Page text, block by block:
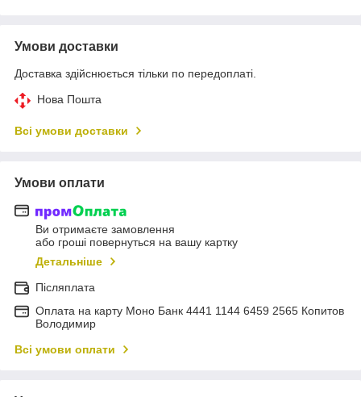
Умови доставки
Доставка здійснюється тільки по передоплаті.
Нова Пошта
Всі умови доставки
Умови оплати
Ви отримаєте замовлення
або гроші повернуться на вашу картку
Детальніше
Післяплата
Оплата на карту Моно Банк 4441 1144 6459 2565 Копитов
Володимир
Всі умови оплати